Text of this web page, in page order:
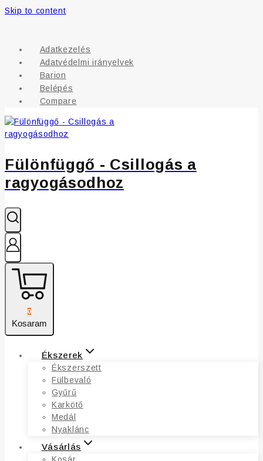
Skip to content
Adatkezelés
Adatvédelmi irányelvek
Barion
Belépés
Compare
Fülönfüggő - Csillogás a
ragyogásodhoz
0
Kosaram
Ékszerek
Ékszerszett
Fülbevaló
Gyűrű
Karkötő
Medál
Nyaklánc
Vásárlás